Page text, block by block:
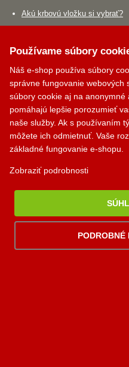
Akú krbovú vložku si vybrať?
Aký dymovod si vybrať?
Kontakty
PALOMINO KRBY, s.r.o.
Komjatná 210
okr. Ružomberok, 034 96
po-pi 8:00-18:00 hod.
Možnosti dopravy
Používame súbory
Náš e-shop používa súbory
správne fungovanie webových
súbory cookie aj na anonymné
pomáhajú lepšie porozumieť
naše služby. Ak s používaním
môžete ich odmietnuť. Vaše
základné fungovanie e-shopu.
Zobraziť podrobnosti
PODROBNÉ
Krbík
Inteligentný krbový